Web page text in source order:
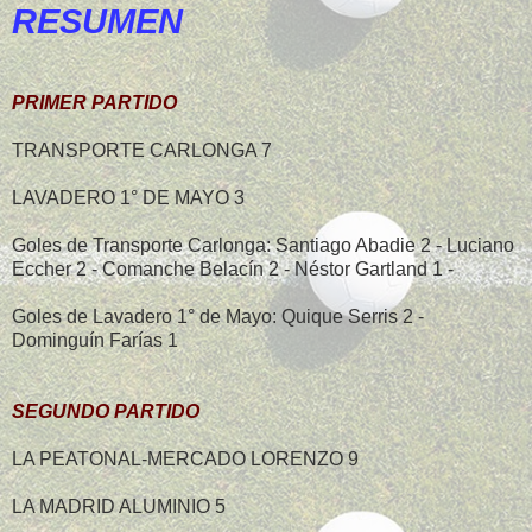
RESUMEN
PRIMER PARTIDO
TRANSPORTE CARLONGA 7
LAVADERO 1° DE MAYO 3
Goles de Transporte Carlonga: Santiago Abadie 2 - Luciano
Eccher 2 - Comanche Belacín 2 - Néstor Gartland 1 -
Goles de Lavadero 1° de Mayo: Quique Serris 2 -
Dominguín Farías 1
SEGUNDO PARTIDO
LA PEATONAL-MERCADO LORENZO 9
LA MADRID ALUMINIO 5